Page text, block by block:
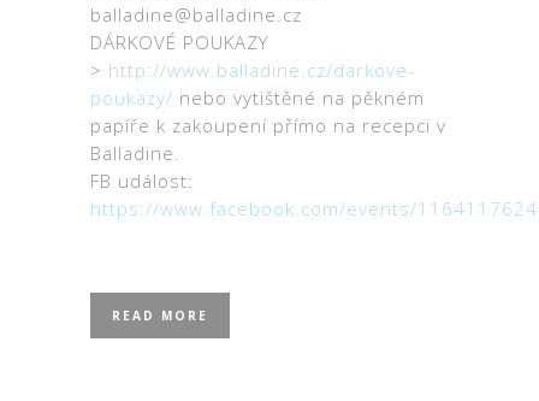
balladine@balladine.cz
DÁRKOVÉ POUKAZY
> http://www.balladine.cz/darkove-
poukazy/ nebo vytištěné na pěkném
papíře k zakoupení přímo na recepci v
Balladine.
FB událost:
https://www.facebook.com/events/
READ MORE